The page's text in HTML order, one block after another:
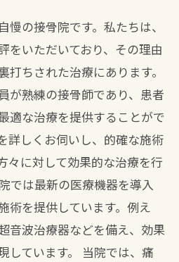
慢の接骨院です。私たちは、
をいただいており、その理由
打ちされた治療にあります。
が熟練の接骨師であり、患者
適な治療を提供することがで
詳しくお伺いし、的確な施術
々に対して効果的な治療を行
では最新の医療機器を導入
術を提供しています。例え
音波治療器などを備え、効果
しています。 当院では、痛